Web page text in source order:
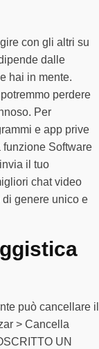
con gli altri su
dalle
hai in mente.
perdere
Per
e app prive
Software
il tuo
chat video
genere unico e
può cancellare il
> Cancella
UN